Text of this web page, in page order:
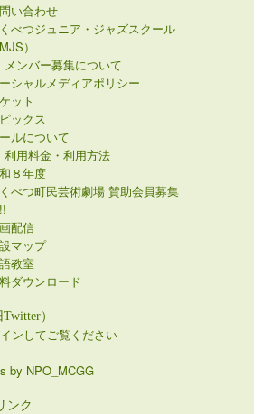
い合わせ
べつジュニア・ジャズスクール
MJS）
メンバー募集について
シャルメディアポリシー
ット
ックス
ルについて
利用料金・利用方法
８年度
べつ町民芸術劇場 賛助会員募集
配信
マップ
教室
ダウンロード
）
ンしてご覧ください
by NPO_MCGG
ンク